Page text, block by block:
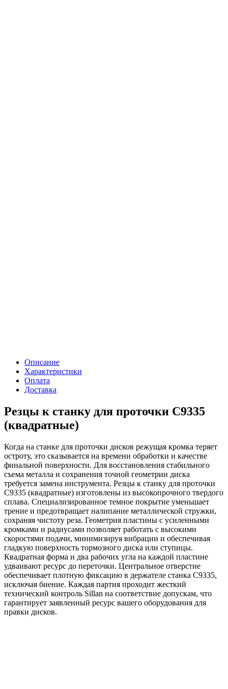
Описание
Характеристики
Оплата
Доставка
Резцы к станку для проточки C9335
(квадратные)
Когда на станке для проточки дисков режущая кромка теряет
остроту, это сказывается на времени обработки и качестве
финальной поверхности. Для восстановления стабильного
съема металла и сохранения точной геометрии диска
требуется замена инструмента. Резцы к станку для проточки
C9335 (квадратные) изготовлены из высокопрочного твердого
сплава. Специализированное темное покрытие уменьшает
трение и предотвращает налипание металлической стружки,
сохраняя чистоту реза. Геометрия пластины с усиленными
кромками и радиусами позволяет работать с высокими
скоростями подачи, минимизируя вибрации и обеспечивая
гладкую поверхность тормозного диска или ступицы.
Квадратная форма и два рабочих угла на каждой пластине
удваивают ресурс до переточки. Центральное отверстие
обеспечивает плотную фиксацию в держателе станка C9335,
исключая биение. Каждая партия проходит жесткий
технический контроль Sillan на соответствие допускам, что
гарантирует заявленный ресурс вашего оборудования для
правки дисков.